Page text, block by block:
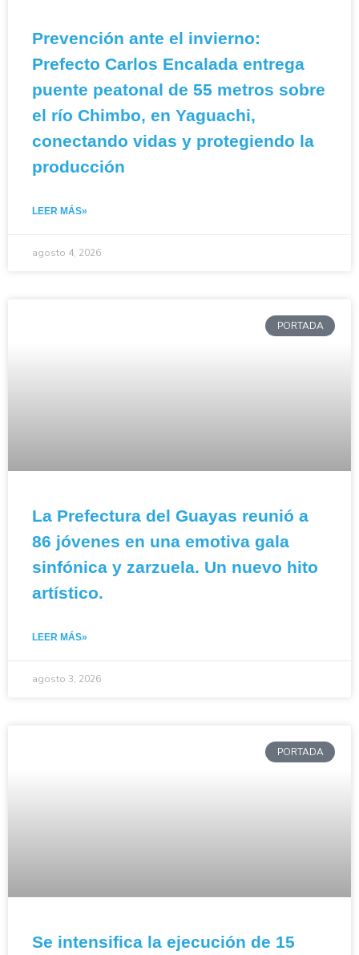
Prevención ante el invierno:
Prefecto Carlos Encalada entrega
puente peatonal de 55 metros sobre
el río Chimbo, en Yaguachi,
conectando vidas y protegiendo la
producción
LEER MÁS»
agosto 4, 2026
PORTADA
La Prefectura del Guayas reunió a
86 jóvenes en una emotiva gala
sinfónica y zarzuela. Un nuevo hito
artístico.
LEER MÁS»
agosto 3, 2026
PORTADA
Se intensifica la ejecución de 15